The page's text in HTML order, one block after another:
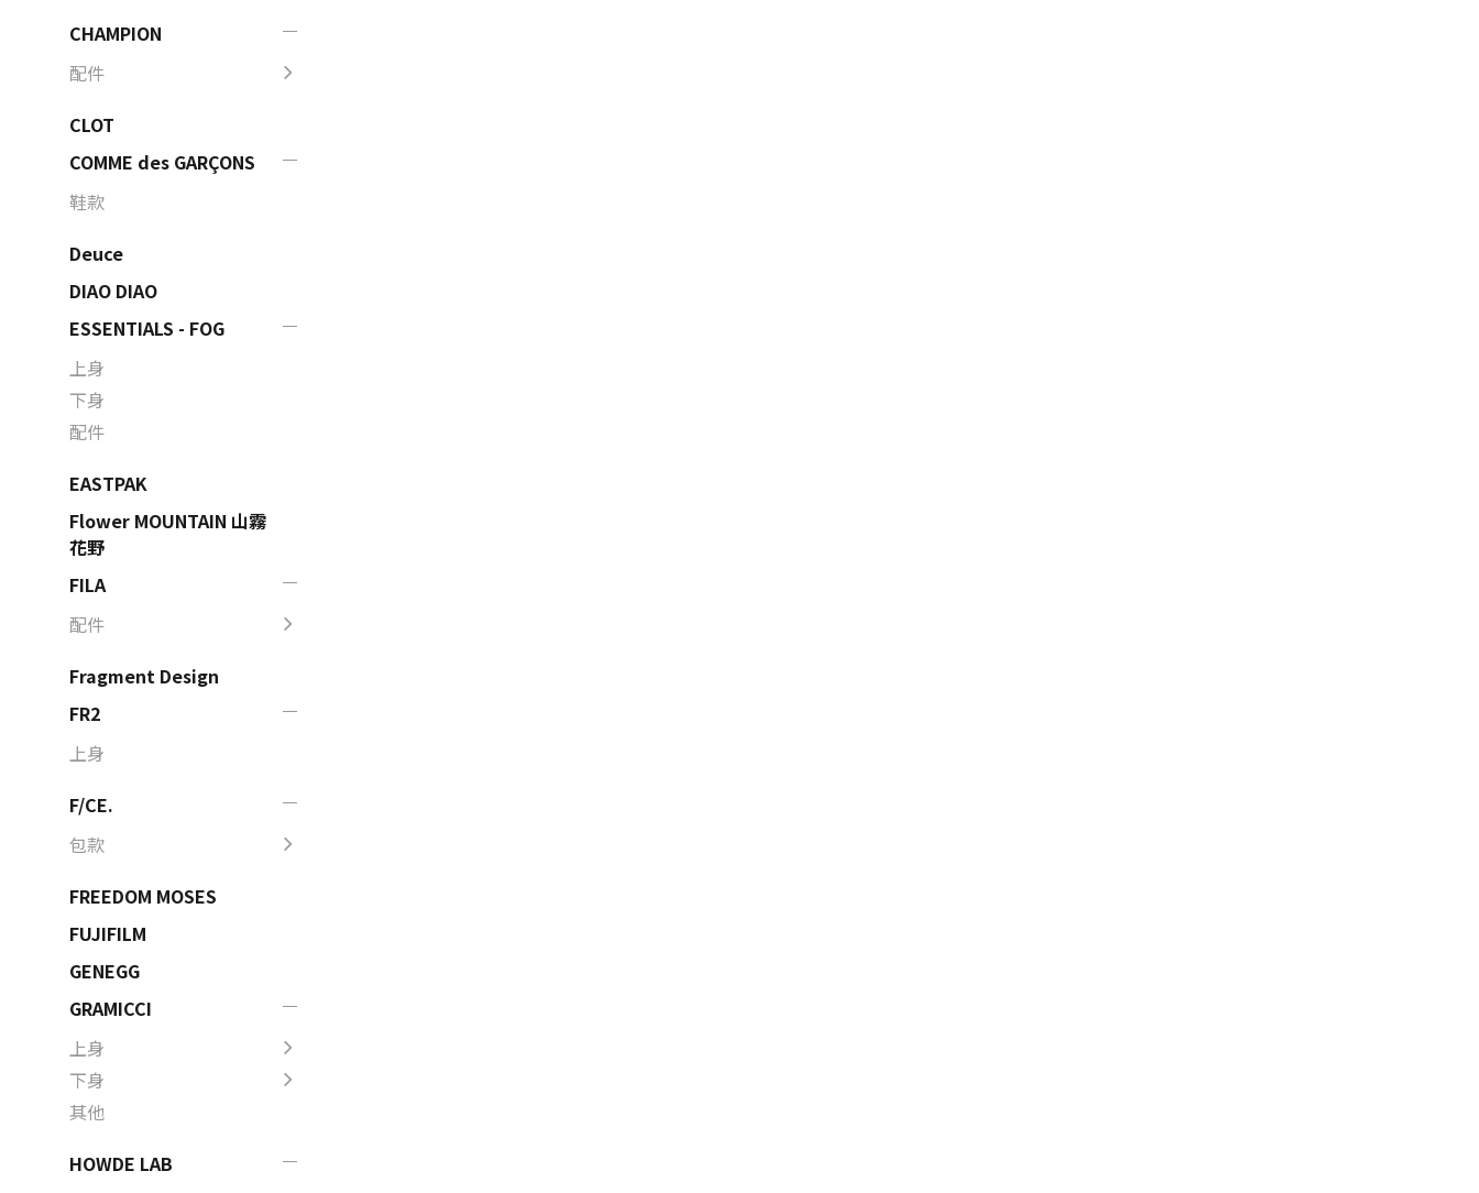
CHAMPION
配件
CLOT
COMME des GARÇONS
鞋款
Deuce
DIAO DIAO
ESSENTIALS - FOG
上身
下身
配件
EASTPAK
Flower MOUNTAIN 山霧
花野
FILA
配件
Fragment Design
FR2
上身
F/CE.
包款
FREEDOM MOSES
FUJIFILM
GENEGG
GRAMICCI
上身
下身
其他
HOWDE LAB